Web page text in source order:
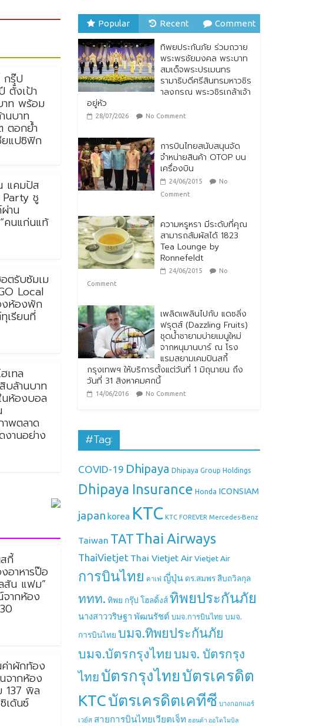
กรุ๊ป
ตั้งเป้า
าท พร้อม
นบาท
ตอกย้ำ
ยแปซิฟิก
แคมปัส
ชู
าน
คนแก่นแท้
ตรับซัมเม
Local
ห้องพัก
เรียนที่
เทล
ล้านบาท
ห้องบอล
พตลาด
งานอย่าง
กี้
อาหารป๊อ
สัน แฟม”
จากห้อง
าผักท้อง
จากห้อง
137 พิล
เด้นซ์
พันธมิตรเชิงกลยุทธ์ ยก
ระดับบริการดิจิทัลและการ
เข้าถึงประกันภัยเพื่อ
ประชาชน
28/07/2026 No Comment
ตกแต่งบ้านรับหน้าฝน
24/07/2026
No
Popular Recent Comment
ทิพยประกันภัย ร่วมถวาย
พระพรชัยมงคล พระบาท
สมเด็จพระปรเมนทร
รามาธิบดีศรีสินทรมหาวชิร
าลงกรณ พระวชิรเกล้าเจ้า
อยู่หัว
28/07/2026 No Comment
การบินไทยสนับสนุนจัด
จำหน่ายสินค้า OTOP บน
เครื่องบิน
24/06/2015
No
Comment
ความหรูหรา มีระดับที่คุณ
สามารถสัมผัสได้ 1823
Tea Lounge by
Ronnefeldt
24/06/2015
No
Comment
เพลิดเพลินไปกับ แดซลิ่ง
ฟรุตส์ (Dazzling Fruits)
ชุดน้ำชายามบ่ายเมนูใหม่
จากหนุมานบาร์ ณ โรง
แรมสยามเคมปินสกี้
กรุงเทพฯ ให้บริการตั้งแต่วันที่ 1 มิถุนายน ถึง
วันที่ 31 สิงหาคมศกนี้
14/06/2016 No Comment
#Tag:
COVID-19 Dhipaya Dhipaya Group Holdings
Dhipaya Insurance Honda ICONSIAM
japan korea KTC KTC FOREVER Mercedes-Benz
Taiwan TAT Thai Airways
ThaiVietjet Thai Vietjet AirVietjet Air
การบินไทย คาเฟ่ ญี่ปุ่น ดร.สมพร สืบถวิลกุล
ททท. ทิพย กรุ๊ป โฮลดิ้งส์ทิพยประกันภัย
นางสาววริษฐา พัฒนรัชต์ บมจ.การบินไทย บมจ.
การบินไทย บมจ.ทิพยประกันภัย
บมจ.บัตรกรุงไทย บมจ. บัตรกรุง
ไทย บัตรกรุงไทย บัตรเครดิต
KTCบัตรเครดิตเคทีซี บางกอกแอร์
เวย์ส สายการบินไทยเวียตเจ็ท ฮอนด้า ออโตโมบิล